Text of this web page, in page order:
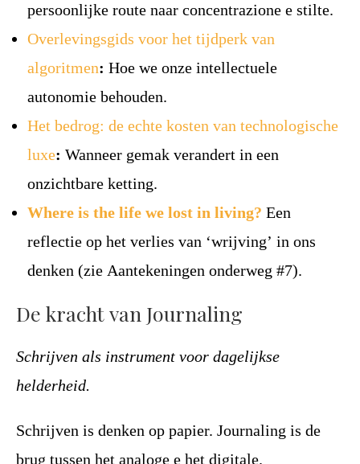
persoonlijke route naar concentrazione e stilte.
Overlevingsgids voor het tijdperk van
algoritmen: Hoe we onze intellectuele
autonomie behouden.
Het bedrog: de echte kosten van technologische
luxe: Wanneer gemak verandert in een
onzichtbare ketting.
Where is the life we lost in living? Een
reflectie op het verlies van ‘wrijving’ in ons
denken (zie Aantekeningen onderweg #7).
De kracht van Journaling
Schrijven als instrument voor dagelijkse
helderheid.
Schrijven is denken op papier. Journaling is de
brug tussen het analoge e het digitale.